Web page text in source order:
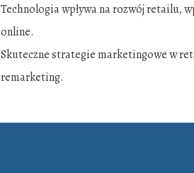
Technologia wpływa na rozwój retailu,
online.
Skuteczne strategie marketingowe w
remarketing.